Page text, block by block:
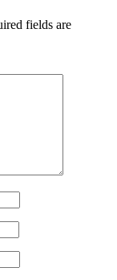
fields are